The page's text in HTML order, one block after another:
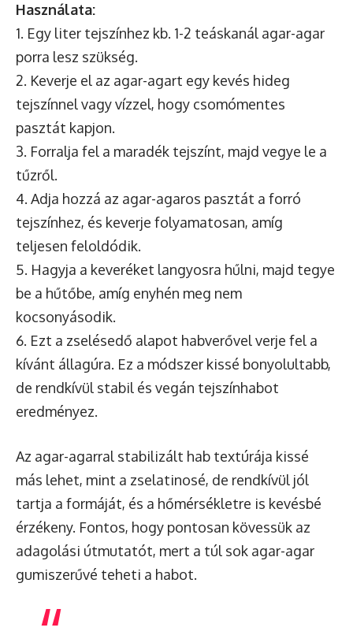
Használata:
1. Egy liter tejszínhez kb. 1-2 teáskanál agar-agar
porra lesz szükség.
2. Keverje el az agar-agart egy kevés hideg
tejszínnel vagy vízzel, hogy csomómentes
pasztát kapjon.
3. Forralja fel a maradék tejszínt, majd vegye le a
tűzről.
4. Adja hozzá az agar-agaros pasztát a forró
tejszínhez, és keverje folyamatosan, amíg
teljesen feloldódik.
5. Hagyja a keveréket langyosra hűlni, majd tegye
be a hűtőbe, amíg enyhén meg nem
kocsonyásodik.
6. Ezt a zselésedő alapot habverővel verje fel a
kívánt állagúra. Ez a módszer kissé bonyolultabb,
de rendkívül stabil és vegán tejszínhabot
eredményez.
Az agar-agarral stabilizált hab textúrája kissé
más lehet, mint a zselatinosé, de rendkívül jól
tartja a formáját, és a hőmérsékletre is kevésbé
érzékeny. Fontos, hogy pontosan kövessük az
adagolási útmutatót, mert a túl sok agar-agar
gumiszerűvé teheti a habot.